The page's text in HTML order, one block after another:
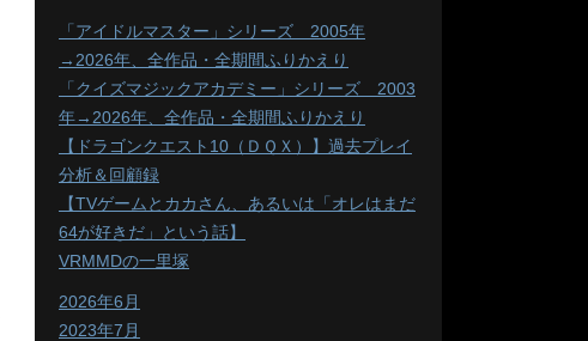
「アイドルマスター」シリーズ 2005年
→2026年、全作品・全期間ふりかえり
「クイズマジックアカデミー」シリーズ 2003
年→2026年、全作品・全期間ふりかえり
【ドラゴンクエスト10（ＤＱＸ）】過去プレイ
分析＆回顧録
【TVゲームとカカさん、あるいは「オレはまだ
64が好きだ」という話】
VRMMDの一里塚
2026年6月
2023年7月